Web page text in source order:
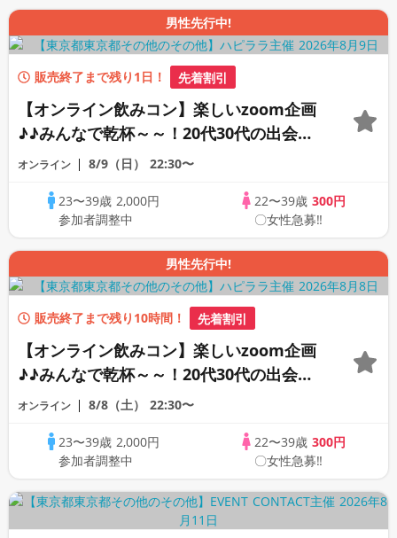
男性先行中!
販売終了まで残り1日！ 先着割引
【オンライン飲みコン】楽しいzoom企画
♪♪みんなで乾杯～～！20代30代の出会い
応援♪♪リモートパーティー♪♪友達作りか
う♪☆全国の方が対象☆司会進行あり♪♪♪
オンライン 8/9（日） 22:30〜
23〜39歳 2,000円
参加者調整中
22〜39歳 300円
〇女性急募‼
男性先行中!
販売終了まで残り10時間！ 先着割引
【オンライン飲みコン】楽しいzoom企画
♪♪みんなで乾杯～～！20代30代の出会い
応援♪♪リモートパーティー♪♪友達作りか
う♪☆全国の方が対象☆司会進行あり♪♪♪
オンライン 8/8（土） 22:30〜
23〜39歳 2,000円
参加者調整中
22〜39歳 300円
〇女性急募‼